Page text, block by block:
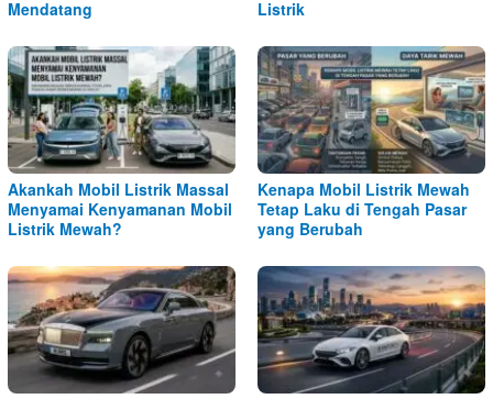
Mendatang
Listrik
Akankah Mobil Listrik Massal
Menyamai Kenyamanan Mobil
Listrik Mewah?
Kenapa Mobil Listrik Mewah
Tetap Laku di Tengah Pasar
yang Berubah